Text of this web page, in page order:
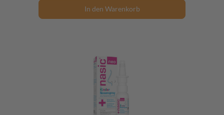
In den Warenkorb